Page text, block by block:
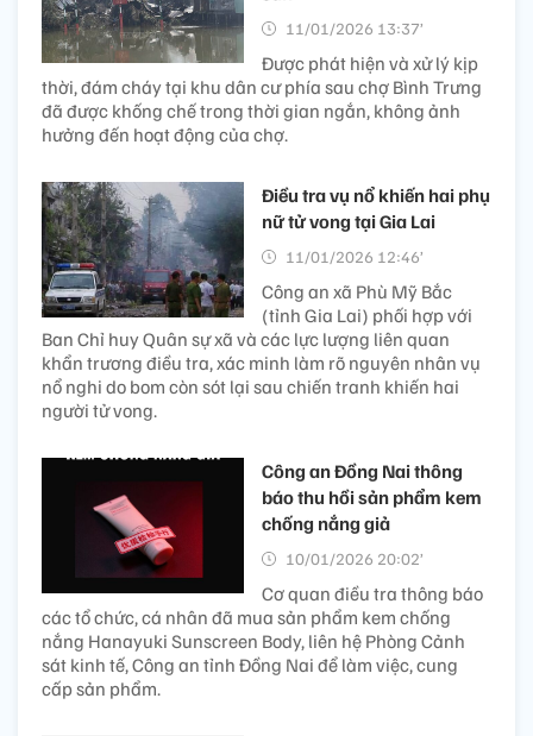
11/01/2026 13:37’
Được phát hiện và xử lý kịp
thời, đám cháy tại khu dân cư phía sau chợ Bình Trưng
đã được khống chế trong thời gian ngắn, không ảnh
hưởng đến hoạt động của chợ.
Điều tra vụ nổ khiến hai phụ
nữ tử vong tại Gia Lai
11/01/2026 12:46’
Công an xã Phù Mỹ Bắc
(tỉnh Gia Lai) phối hợp với
Ban Chỉ huy Quân sự xã và các lực lượng liên quan
khẩn trương điều tra, xác minh làm rõ nguyên nhân vụ
nổ nghi do bom còn sót lại sau chiến tranh khiến hai
người tử vong.
Công an Đồng Nai thông
báo thu hồi sản phẩm kem
chống nắng giả
10/01/2026 20:02’
Cơ quan điều tra thông báo
các tổ chức, cá nhân đã mua sản phẩm kem chống
nắng Hanayuki Sunscreen Body, liên hệ Phòng Cảnh
sát kinh tế, Công an tỉnh Đồng Nai để làm việc, cung
cấp sản phẩm.